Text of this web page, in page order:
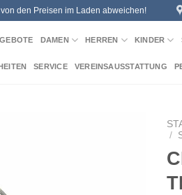
den Preisen im Laden abweichen!
DAMEN HERREN KINDER
SERVICE VEREINSAUSSTATTUNG
/